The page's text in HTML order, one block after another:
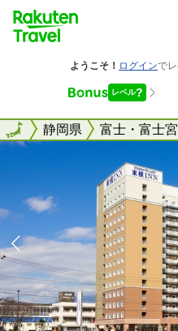
全国静岡県 富士・富士宮
全国